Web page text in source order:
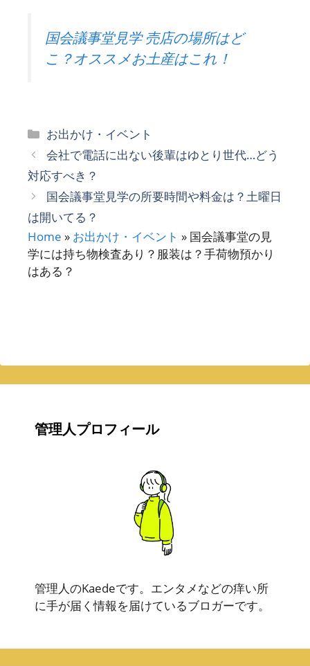
国会議事堂見学 売店の場所はど
こ？オススメお土産はこれ！
カ
テ
ゴ
リ
ー
お出かけ・イベント
会社で電話に出ない後輩はゆとり世代…どう
対応すべき？
国会議事堂見学の所要時間や料金は？土曜日
は開いてる？
Home » お出かけ・イベント » 国会議事堂の見
学には持ち物検査あり？服装は？手荷物預かり
はある？
管理人プロフィール
管理人のKaedeです。エンタメなどの痒い所
に手が届く情報を届けているブロガーです。